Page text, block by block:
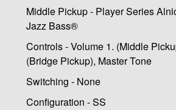
Middle Pickup - Player Series
Jazz Bass®
Controls - Volume 1. (Middle
(Bridge Pickup), Master Tone
Switching - None
Configuration - SS